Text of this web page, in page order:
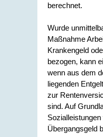
berechnet.
Wurde
Maßnahme
Krankengeld
bezogen, kann
wenn aus dem
liegenden
zur
sind. Auf
Übergangsgeld